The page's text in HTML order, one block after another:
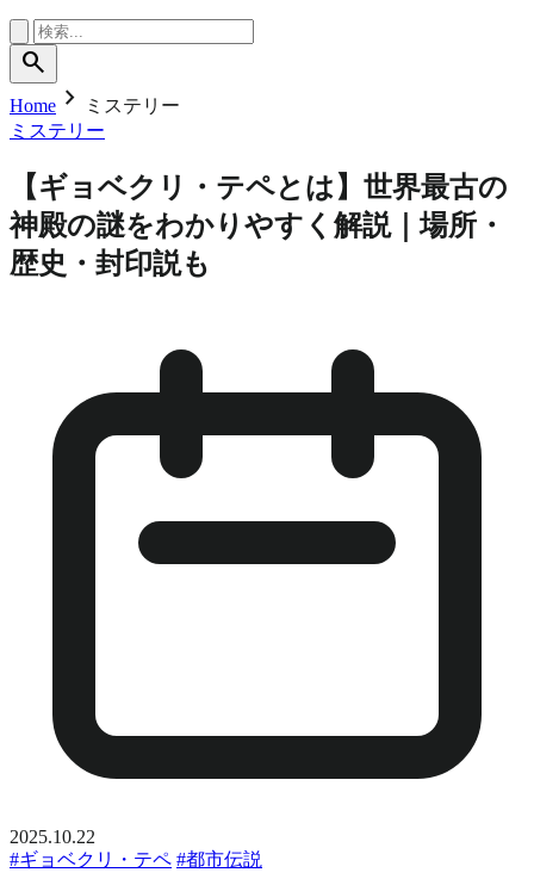
search
Home chevron_right
ミステリー
ミステリー
【ギョベクリ・テペとは】世界最古の
神殿の謎をわかりやすく解説｜場所・
歴史・封印説も
2025.10.22
#ギョベクリ・テペ #都市伝説